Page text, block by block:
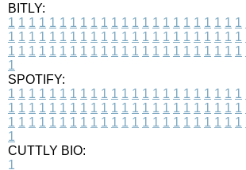
BITLY:
1 1 1 1 1 1 1 1 1 1 1 1 1 1 1 1 1 1 1 1 1 1 1
1 1 1 1 1 1 1 1 1 1 1 1 1 1 1 1 1 1 1 1 1 1 1
1 1 1 1 1 1 1 1 1 1 1 1 1 1 1 1 1 1 1 1 1 1 1
1
SPOTIFY:
1 1 1 1 1 1 1 1 1 1 1 1 1 1 1 1 1 1 1 1 1 1 1
1 1 1 1 1 1 1 1 1 1 1 1 1 1 1 1 1 1 1 1 1 1 1
1 1 1 1 1 1 1 1 1 1 1 1 1 1 1 1 1 1 1 1 1 1 1
1
CUTTLY BIO:
1